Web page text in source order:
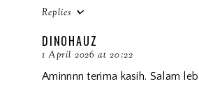
Replies
DINOHAUZ
1 April 2026 at 20:22
Aminnnn terima kasih. Salam